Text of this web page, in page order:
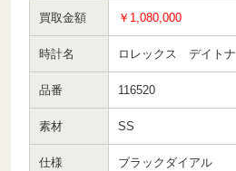
買取金額 ￥1,080,000
時計名 ロレックス デイトナ
品番 116520
素材 SS
仕様 ブラックダイアル